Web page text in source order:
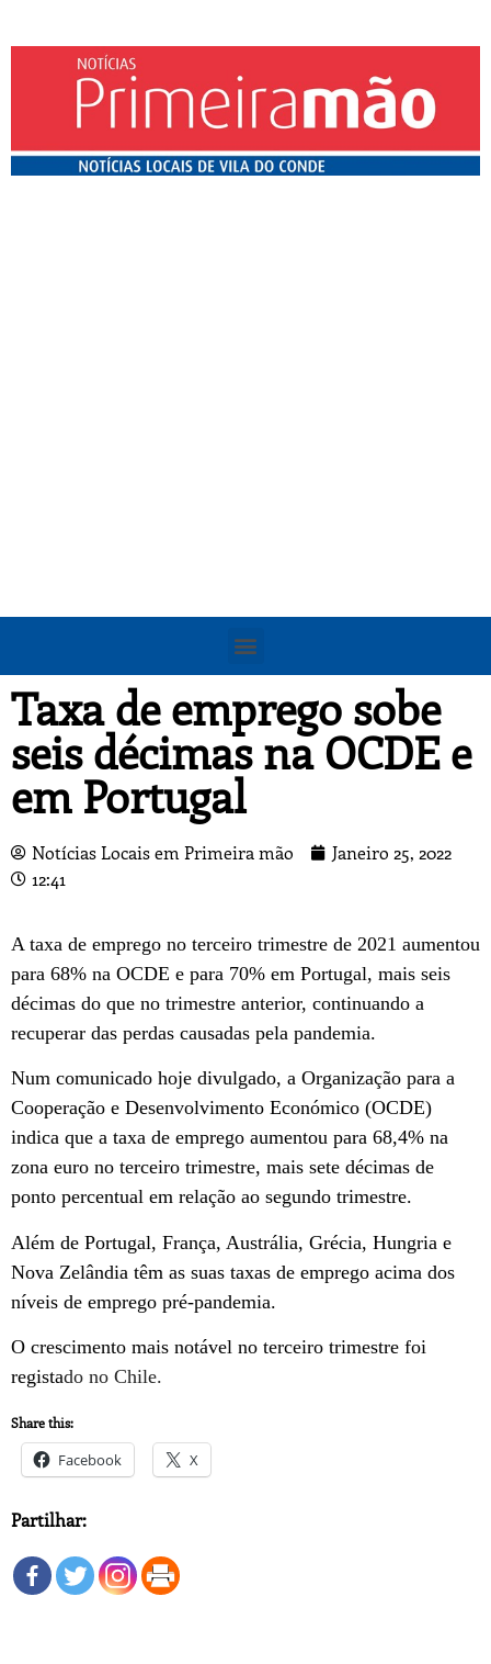
Taxa de emprego sobe
seis décimas na OCDE e
em Portugal
Notícias Locais em Primeira mão
Janeiro 25, 2022
12:41
A taxa de emprego no terceiro trimestre de 2021 aumentou
para 68% na OCDE e para 70% em Portugal, mais seis
décimas do que no trimestre anterior, continuando a
recuperar das perdas causadas pela pandemia.
Num comunicado hoje divulgado, a Organização para a
Cooperação e Desenvolvimento Económico (OCDE)
indica que a taxa de emprego aumentou para 68,4% na
zona euro no terceiro trimestre, mais sete décimas de
ponto percentual em relação ao segundo trimestre.
Além de Portugal, França, Austrália, Grécia, Hungria e
Nova Zelândia têm as suas taxas de emprego acima dos
níveis de emprego pré-pandemia.
O crescimento mais notável no terceiro trimestre foi
registado no Chile.
Share this:
Facebook X
Partilhar: